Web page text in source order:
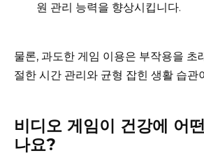
원 관리 능력을 향상시킵니다.
물론, 과도한 게임 이용은 부작용을 초
절한 시간 관리와 균형 잡힌 생활 습관
비디오 게임이 건강에 어
나요?